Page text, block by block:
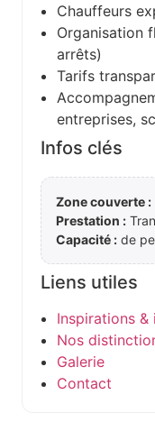
Chauffeurs
Organisation
arrêts)
Tarifs
entreprises,
Infos clés
Zone couverte :
Prestation :
Capacité : de
Liens utiles
Inspirations
Nos
Galerie
Contact